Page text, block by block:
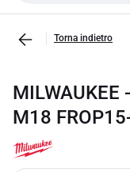
Torna indietro
MILWAUKEE
M18